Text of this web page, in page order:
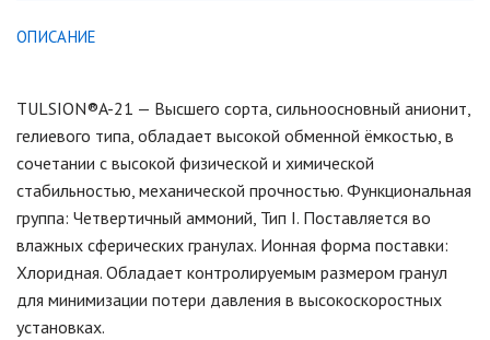
ОПИСАНИЕ
TULSION®A-21 — Высшего сорта, сильноосновный анионит,
гелиевого типа, обладает высокой обменной ёмкостью, в
сочетании с высокой физической и химической
стабильностью, механической прочностью. Функциональная
группа: Четвертичный аммоний, Тип I. Поставляется во
влажных сферических гранулах. Ионная форма поставки:
Хлоридная. Обладает контролируемым размером гранул
для минимизации потери давления в высокоскоростных
установках.